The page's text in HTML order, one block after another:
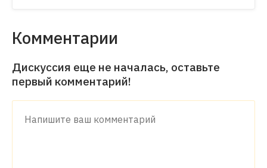
Комментарии
Дискуссия еще не началась, оставьте
первый комментарий!